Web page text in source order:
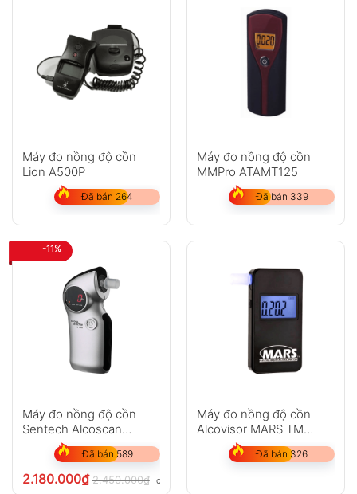
Máy đo nồng độ cồn
Lion A500P
Đã bán 264
Máy đo nồng độ cồn
MMPro ATAMT125
Đã bán 339
-11%
Máy đo nồng độ cồn
Sentech Alcoscan
AL6000
Đã bán 589
2.180.000₫ 2.450.000₫ chưa VAT 8%
Máy đo nồng độ cồn
Alcovisor MARS TM
(Singapore)
Đã bán 326